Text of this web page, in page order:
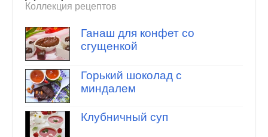
Коллекция рецептов
Ганаш для конфет со
сгущенкой
Горький шоколад с
миндалем
Клубничный суп